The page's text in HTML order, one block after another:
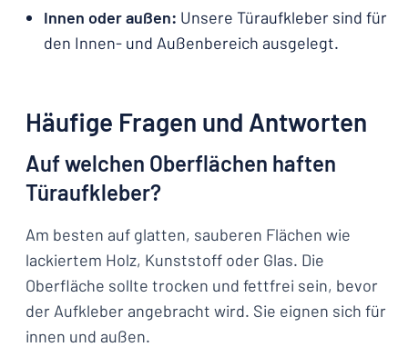
Innen oder außen: Unsere Türaufkleber sind für
den Innen- und Außenbereich ausgelegt.
Häufige Fragen und Antworten
Auf welchen Oberflächen haften
Türaufkleber?
Am besten auf glatten, sauberen Flächen wie
lackiertem Holz, Kunststoff oder Glas. Die
Oberfläche sollte trocken und fettfrei sein, bevor
der Aufkleber angebracht wird. Sie eignen sich für
innen und außen.